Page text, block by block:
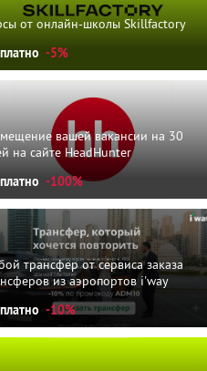
от онлайн-школы Skillfactory
-5%
вашей вакансии на 30
на сайте HeadHunter
-100%
трансфер от сервиса заказа
из аэропортов i'way
-10%